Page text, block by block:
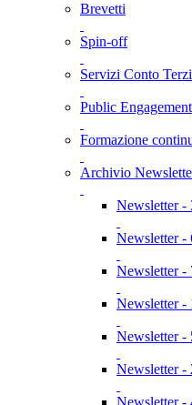
Brevetti
Spin-off
Servizi Conto Terzi
Public Engagement
Formazione
Archivio
Newsletter -
Newsletter -
Newsletter -
Newsletter -
Newsletter -
Newsletter -
Newsletter -